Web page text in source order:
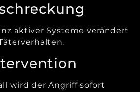
aktiver Systeme verändert
wird der Angriff sofort